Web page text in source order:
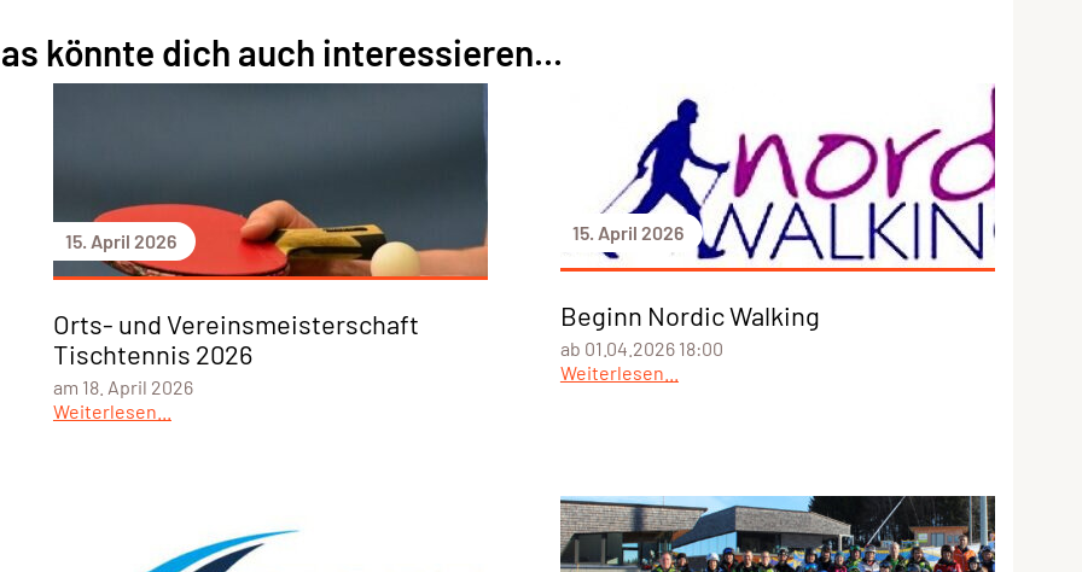
könnte dich auch interessieren...
15. April 2026
Orts- und Vereinsmeisterschaft
Tischtennis 2026
am 18. April 2026
Weiterlesen...
15. April 2026
Beginn Nordic Walking
ab 01.04.2026 18:00
Weiterlesen...